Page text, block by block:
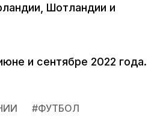
Шотландии и
и сентябре 2022 года.
#ФУТБОЛ